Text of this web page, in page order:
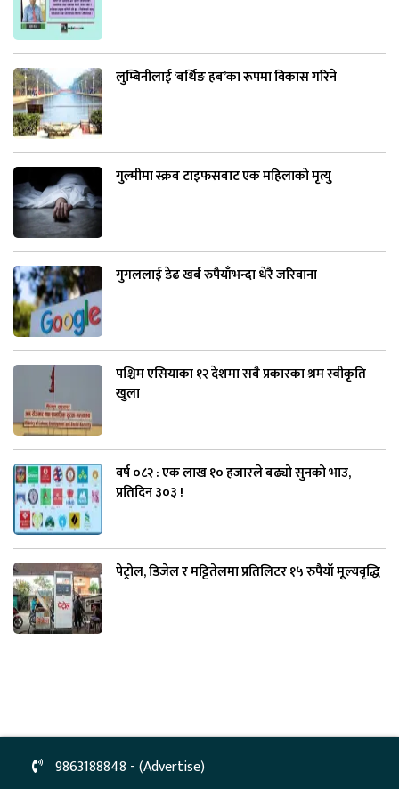
लुम्बिनीलाई ‘बर्थिङ हब’का रूपमा विकास गरिने
गुल्मीमा स्क्रब टाइफसबाट एक महिलाको मृत्यु
गुगललाई डेढ खर्ब रुपैयाँभन्दा धेरै जरिवाना
पश्चिम एसियाका १२ देशमा सबै प्रकारका श्रम स्वीकृति
खुला
वर्ष ०८२ : एक लाख १० हजारले बढ्यो सुनको भाउ,
प्रतिदिन ३०३ !
पेट्रोल, डिजेल र मट्टितेलमा प्रतिलिटर १५ रुपैयाँ मूल्यवृद्धि
9863188848 - (Advertise)